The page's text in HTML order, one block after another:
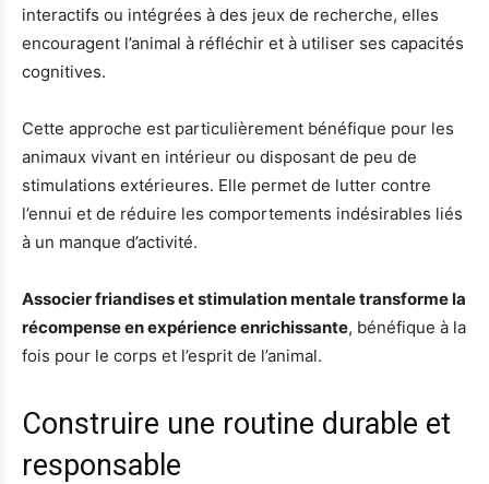
interactifs ou intégrées à des jeux de recherche, elles
encouragent l’animal à réfléchir et à utiliser ses capacités
cognitives.
Cette approche est particulièrement bénéfique pour les
animaux vivant en intérieur ou disposant de peu de
stimulations extérieures. Elle permet de lutter contre
l’ennui et de réduire les comportements indésirables liés
à un manque d’activité.
Associer friandises et stimulation mentale transforme la
récompense en expérience enrichissante, bénéfique à la
fois pour le corps et l’esprit de l’animal.
Construire une routine durable et
responsable